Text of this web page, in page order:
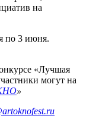
на
по 3 июня.
«Лучшая
могут на
»